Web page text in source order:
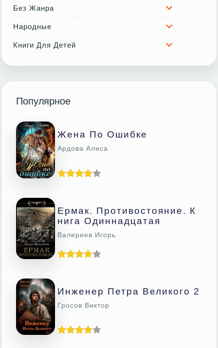
Без Жанра
Народные
Книги Для Детей
Популярное
Жена По Ошибке
Ардова Алиса
Ермак. Противостояние. К
Нига Одиннадцатая
Валериев Игорь
Инженер Петра Великого 2
Гросов Виктор